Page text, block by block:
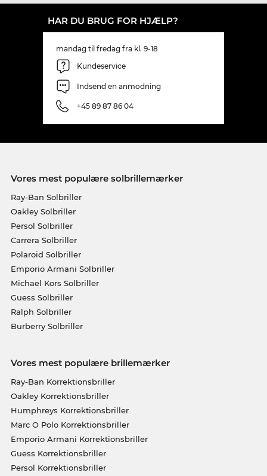
HAR DU BRUG FOR HJÆLP?
mandag til fredag fra kl. 9-18
Kundeservice
Indsend en anmodning
+45 89 87 86 04
Vores mest populære solbrillemærker
Ray-Ban Solbriller
Oakley Solbriller
Persol Solbriller
Carrera Solbriller
Polaroid Solbriller
Emporio Armani Solbriller
Michael Kors Solbriller
Guess Solbriller
Ralph Solbriller
Burberry Solbriller
Vores mest populære brillemærker
Ray-Ban Korrektionsbriller
Oakley Korrektionsbriller
Humphreys Korrektionsbriller
Marc O Polo Korrektionsbriller
Emporio Armani Korrektionsbriller
Guess Korrektionsbriller
Persol Korrektionsbriller